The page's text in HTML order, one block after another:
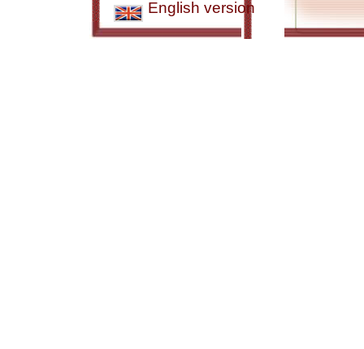
English version